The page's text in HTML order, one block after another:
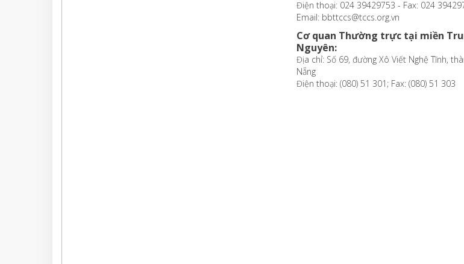
Điện thoại: 024 39429753 - Fax: 024
Email: bbttccs@tccs.org.vn
Cơ quan Thường trực tại miền
Nguyên:
Địa chỉ: Số 69, đường Xô Viết Nghệ Tĩnh,
Nẵng
Điện thoại: (080) 51 301; Fax: (080) 51 303